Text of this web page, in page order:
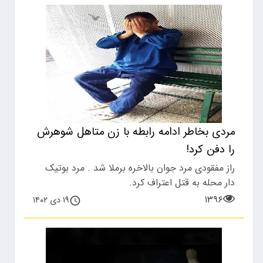
مردی بخاطر ادامه رابطه با زن متاهل شوهرش
را دفن کرد!
راز مفقودی مرد جوان بالاخره برملا شد . مرد بوتیک
دار محله به قتل اعتراف کرد.
۱۳۹۶
۱۹ دی ۱۴۰۲